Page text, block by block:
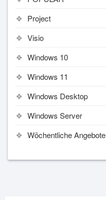
Project
Visio
Windows 10
Windows 11
Windows Desktop
Windows Server
Wöchentliche Angebote